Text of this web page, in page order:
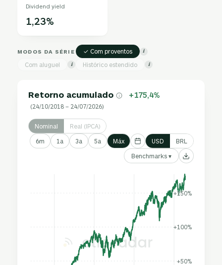
Dividend yield
1,23%
MODOS DA SÉRIE ✓ Com proventos i
Com aluguel i Histórico estendido i
Retorno acumulado +175,4%
(24/10/2018 – 24/07/2026)
Nominal Real (IPCA)
6m 1a 3a 5a Máx USD BRL
Benchmarks ▾
+50%
+100%
+150%